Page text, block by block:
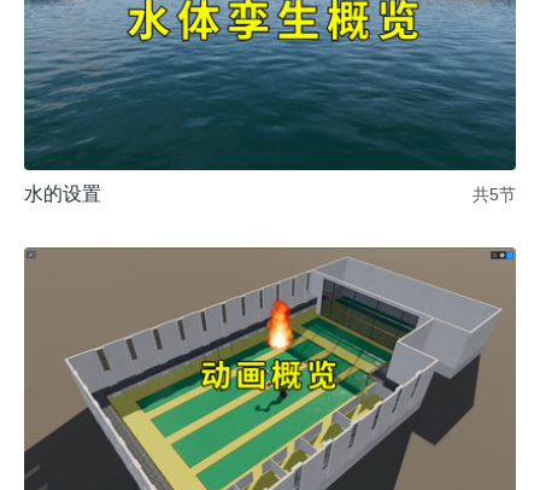
水的设置 共5节